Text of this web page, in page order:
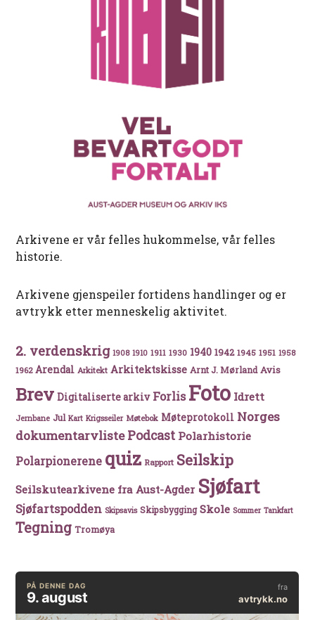
Arkivene er vår felles hukommelse, vår felles
historie.
Arkivene gjenspeiler fortidens handlinger og er
avtrykk etter menneskelig aktivitet.
2. verdenskrig 1908 1910 1911 1930 1940 1942 1945 1951 1958
1962 Arendal Arkitekt Arkitektskisse Arnt J. Mørland Avis
Brev Digitaliserte arkiv Forlis Foto Idrett
Jernbane Jul Kart Krigsseiler Møtebok Møteprotokoll Norges
dokumentarvlistePodcast Polarhistorie
Polarpionerene quiz Rapport Seilskip
Seilskutearkivene fra Aust-Agder Sjøfart
Sjøfartspodden Skipsavis Skipsbygging Skole Sommer Tankfart
Tegning Tromøya